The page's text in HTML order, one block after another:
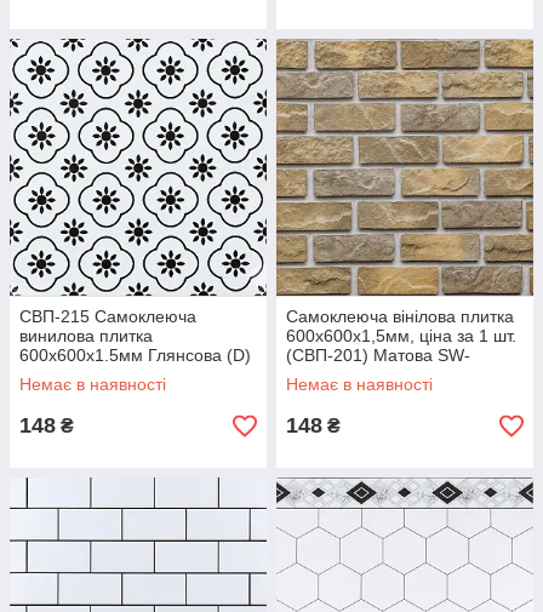
СВП-215 Самоклеюча
винилова плитка
600х600х1.5мм Глянсова (D)
SW-00002263
Немає в наявності
148 ₴
Самоклеюча вінілова плитка
600х600х1,5мм, ціна за 1 шт.
(СВП-201) Матова SW-
00000508
Немає в наявності
148 ₴